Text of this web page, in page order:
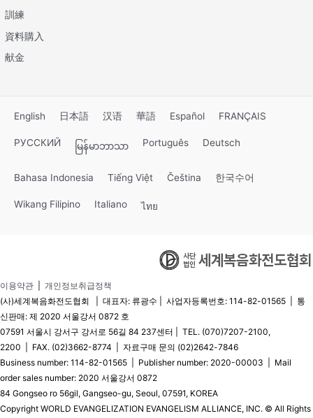
訓練
資料購入
献金
English 日本語 汉语 華語 Español FRANÇAIS
РУССКИЙ မြန်မာဘာသာ Português Deutsch
Bahasa Indonesia Tiếng Việt Čeština 한국수어
Wikang Filipino Italiano ไทย
이용약관
개인정보취급정책
(사)세계복음화전도협회 | 대표자: 류광수 | 사업자등록번호: 114-82-01565 | 통
신판매: 제 2020 서울강서 0872 호
07591 서울시 강서구 강서로 56길 84 237센터 | TEL. (070)7207-2100,
2200 | FAX. (02)3662-8774 | 자료구매 문의 (02)2642-7846
Business number: 114-82-01565 | Publisher number: 2020-00003 | Mail
order sales number: 2020 서울강서 0872
84 Gongseo ro 56gil, Gangseo-gu, Seoul, 07591, KOREA
Copyright WORLD EVANGELIZATION EVANGELISM ALLIANCE, INC. © All Rights